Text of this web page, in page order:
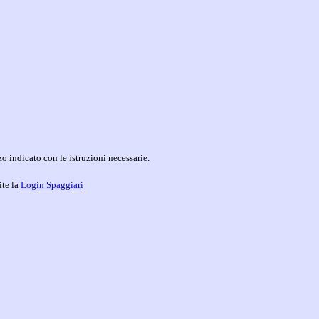
indicato con le istruzioni necessarie.
la Login Spaggiari